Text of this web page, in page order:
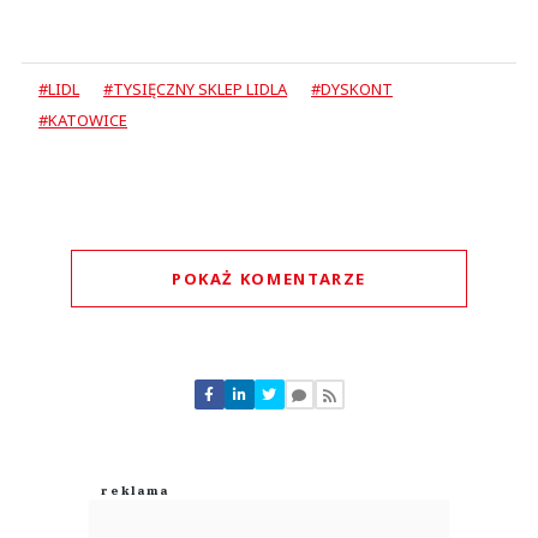
#LIDL #TYSIĘCZNY SKLEP LIDLA
#DYSKONT
#KATOWICE
POKAŻ KOMENTARZE
Nie znaleziono komentarzy
Zostaw swoje komentarze